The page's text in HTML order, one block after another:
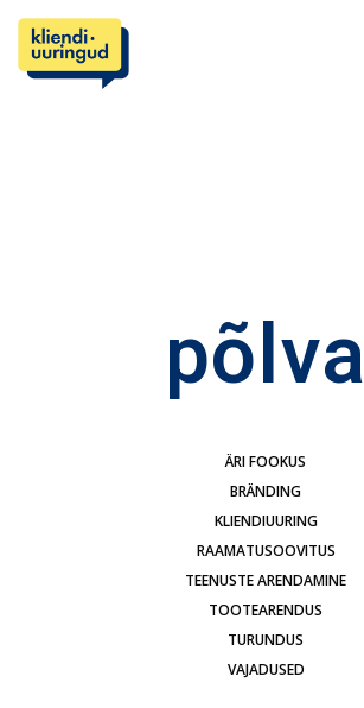
põlva
ÄRI FOOKUS
BRÄNDING
KLIENDIUURING
RAAMATUSOOVITUS
TEENUSTE ARENDAMINE
TOOTEARENDUS
TURUNDUS
VAJADUSED